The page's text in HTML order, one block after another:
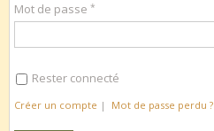
Mot de passe
Rester connecté
Créer un compte | Mot de passe perdu ?